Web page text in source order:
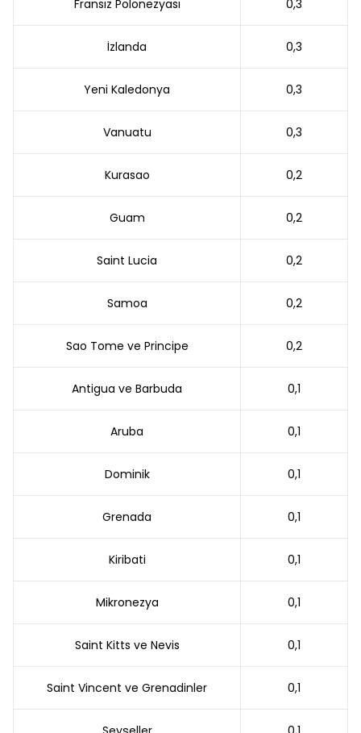
Fransız Polonezyası 0,3
İzlanda 0,3
Yeni Kaledonya 0,3
Vanuatu 0,3
Kurasao 0,2
Guam 0,2
Saint Lucia 0,2
Samoa 0,2
Sao Tome ve Principe 0,2
Antigua ve Barbuda 0,1
Aruba 0,1
Dominik 0,1
Grenada 0,1
Kiribati 0,1
Mikronezya 0,1
Saint Kitts ve Nevis 0,1
Saint Vincent ve Grenadinler 0,1